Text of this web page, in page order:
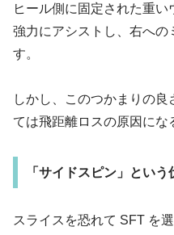
ヒール側に固定された重
強力にアシストし、右への
す。
しかし、このつかまりの
ては飛距離ロスの原因にな
「サイドスピン」という
スライスを恐れて SFT を